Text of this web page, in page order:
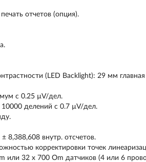
отчетов (опция).
(LED Backlight): 29 мм
с 0.25 µV/дел.
делений с 0.7 µV/дел.
8,388,608 внутр. отсчетов.
корректировки точек
или 32 x 700 Оm датчиков (4 или 6